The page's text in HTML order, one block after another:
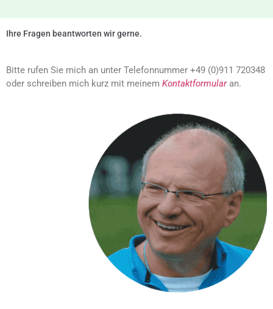
Ihre Fragen beantworten wir gerne.
Bitte rufen Sie mich an unter Telefonnummer +49 (0)911 720348
oder schreiben mich kurz mit meinem Kontaktformular an.